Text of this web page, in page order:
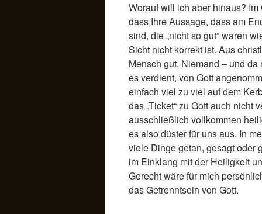
Worauf will ich aber hinaus?
dass Ihre Aussage, dass am
sind, die „nicht so gut“ waren
Sicht nicht korrekt ist. Aus
Mensch gut. Niemand – und
es verdient, von Gott
einfach viel zu viel auf dem
das „Ticket“ zu Gott auch nicht
ausschließlich vollkommen
es also düster für uns aus. In
viele Dinge getan, gesagt oder
im Einklang mit der Heiligkeit
Gerecht wäre für mich
das Getrenntsein von Gott.